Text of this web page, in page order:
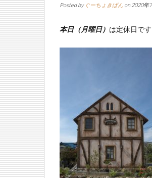
Posted by ぐーちょきぱん on 2020年
本日（月曜日） は定休日で